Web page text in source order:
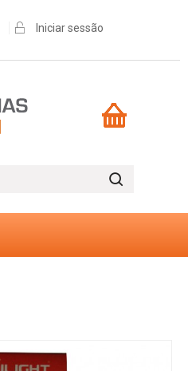
Iniciar sessão